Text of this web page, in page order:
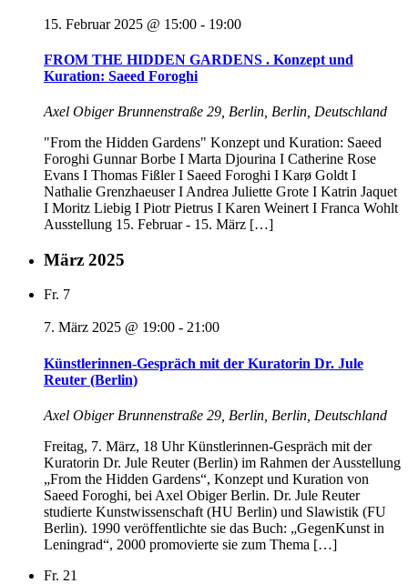
15. Februar 2025 @ 15:00 - 19:00
FROM THE HIDDEN GARDENS . Konzept und
Kuration: Saeed Foroghi
Axel Obiger Brunnenstraße 29, Berlin, Berlin, Deutschland
"From the Hidden Gardens" Konzept und Kuration: Saeed
Foroghi Gunnar Borbe I Marta Djourina I Catherine Rose
Evans I Thomas Fißler I Saeed Foroghi I Karø Goldt I
Nathalie Grenzhaeuser I Andrea Juliette Grote I Katrin Jaquet
I Moritz Liebig I Piotr Pietrus I Karen Weinert I Franca Wohlt
Ausstellung 15. Februar - 15. März […]
März 2025
Fr. 7
7. März 2025 @ 19:00 - 21:00
Künstlerinnen-Gespräch mit der Kuratorin Dr. Jule
Reuter (Berlin)
Axel Obiger Brunnenstraße 29, Berlin, Berlin, Deutschland
Freitag, 7. März, 18 Uhr Künstlerinnen-Gespräch mit der
Kuratorin Dr. Jule Reuter (Berlin) im Rahmen der Ausstellung
„From the Hidden Gardens“, Konzept und Kuration von
Saeed Foroghi, bei Axel Obiger Berlin. Dr. Jule Reuter
studierte Kunstwissenschaft (HU Berlin) und Slawistik (FU
Berlin). 1990 veröffentlichte sie das Buch: „GegenKunst in
Leningrad“, 2000 promovierte sie zum Thema […]
Fr. 21